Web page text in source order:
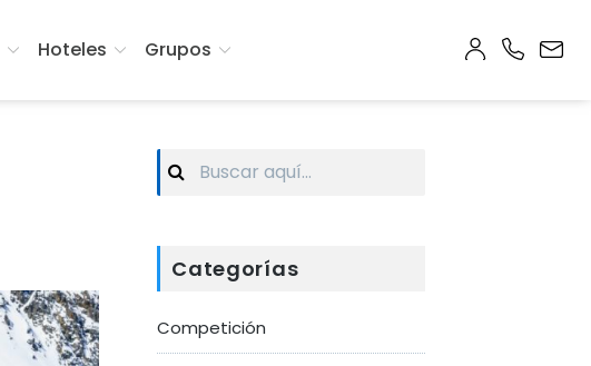
Hoteles Grupos
Search
for:
Categorías
Competición